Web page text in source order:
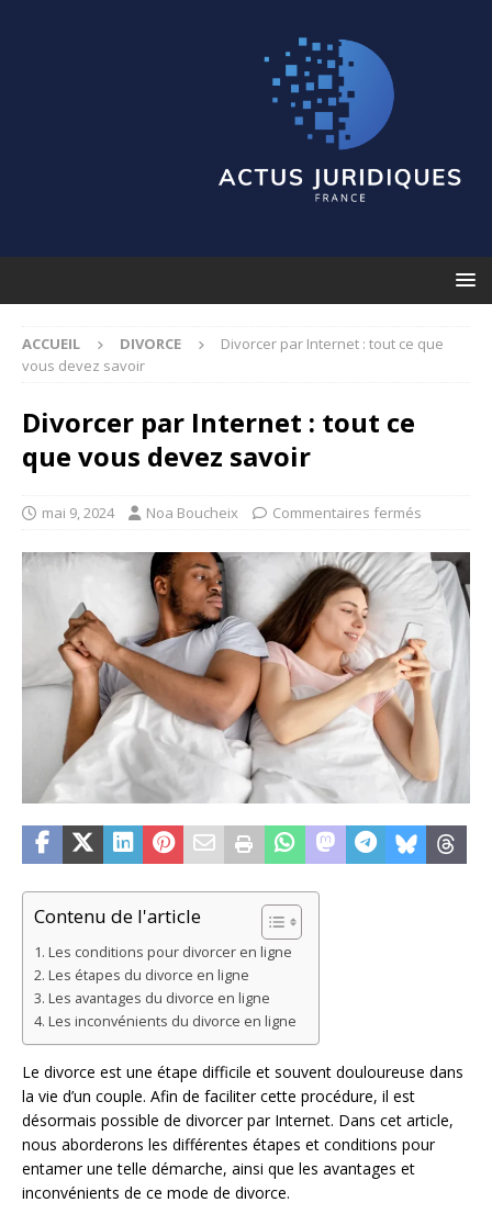
ACCUEIL DIVORCE
Divorcer par Internet : tout ce que
vous devez savoir
Divorcer par Internet : tout ce
que vous devez savoir
mai 9, 2024 Noa Boucheix Commentaires fermés
Contenu de l'article
Les conditions pour divorcer en ligne
Les étapes du divorce en ligne
Les avantages du divorce en ligne
Les inconvénients du divorce en ligne
Le divorce est une étape difficile et souvent douloureuse dans
la vie d’un couple. Afin de faciliter cette procédure, il est
désormais possible de divorcer par Internet. Dans cet article,
nous aborderons les différentes étapes et conditions pour
entamer une telle démarche, ainsi que les avantages et
inconvénients de ce mode de divorce.